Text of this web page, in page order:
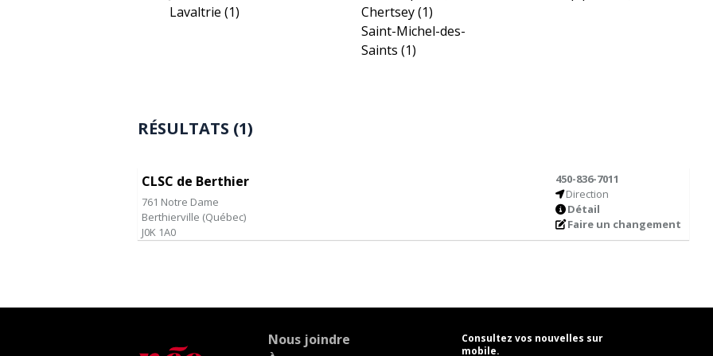
Lavaltrie (1)
Chertsey(1)
Saint-Michel-des-
Saints (1)
RÉSULTATS (1)
CLSC de Berthier
761 Notre Dame
Berthierville (Québec)
J0K 1A0
450-836-7011
Direction
Détail
Faire un changement
Nous joindre
Consultez vos nouvelles sur
mobile.